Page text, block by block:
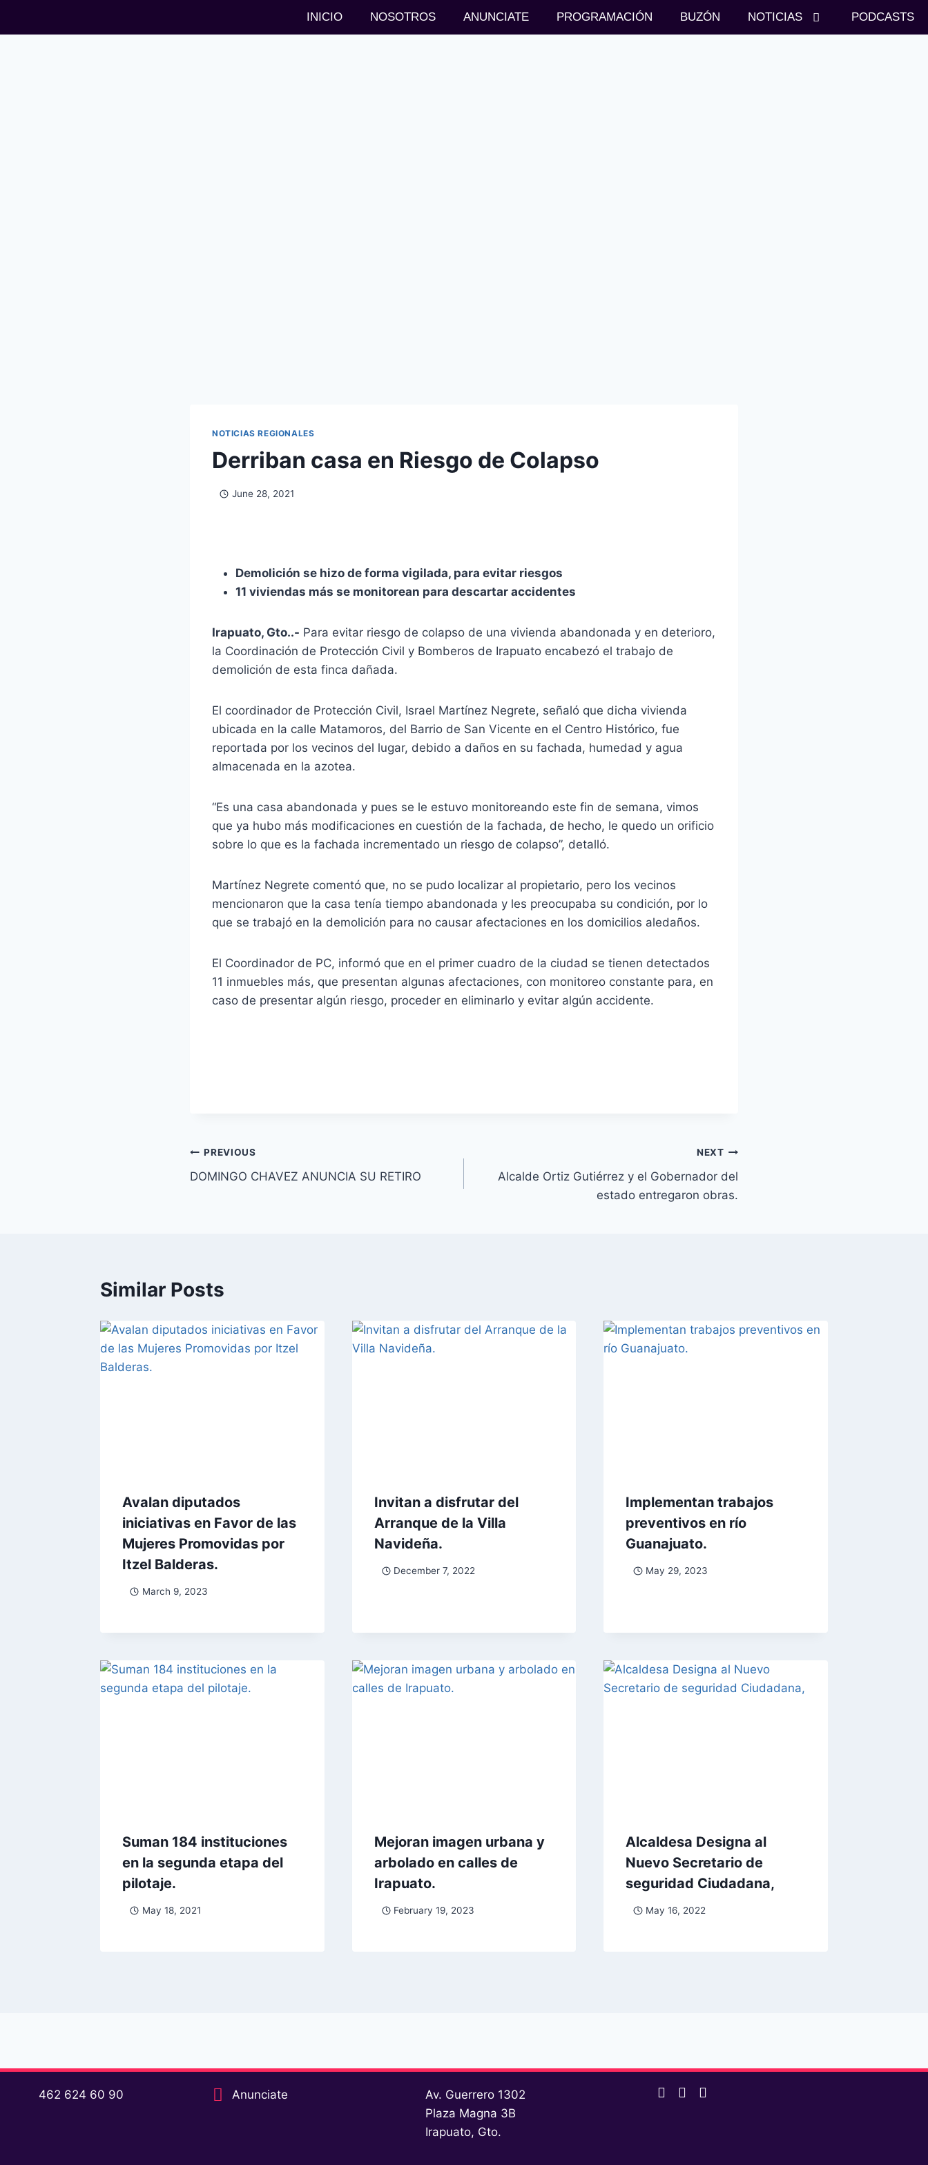
INICIO NOSOTROS ANUNCIATE PROGRAMACIÓN BUZÓN NOTICIAS PODCASTS
NOTICIAS REGIONALES
Derriban casa en Riesgo de Colapso
June 28, 2021
Demolición se hizo de forma vigilada, para evitar riesgos
11 viviendas más se monitorean para descartar accidentes
Irapuato, Gto..- Para evitar riesgo de colapso de una vivienda abandonada y en deterioro,
la Coordinación de Protección Civil y Bomberos de Irapuato encabezó el trabajo de
demolición de esta finca dañada.
El coordinador de Protección Civil, Israel Martínez Negrete, señaló que dicha vivienda
ubicada en la calle Matamoros, del Barrio de San Vicente en el Centro Histórico, fue
reportada por los vecinos del lugar, debido a daños en su fachada, humedad y agua
almacenada en la azotea.
“Es una casa abandonada y pues se le estuvo monitoreando este fin de semana, vimos
que ya hubo más modificaciones en cuestión de la fachada, de hecho, le quedo un orificio
sobre lo que es la fachada incrementado un riesgo de colapso”, detalló.
Martínez Negrete comentó que, no se pudo localizar al propietario, pero los vecinos
mencionaron que la casa tenía tiempo abandonada y les preocupaba su condición, por lo
que se trabajó en la demolición para no causar afectaciones en los domicilios aledaños.
El Coordinador de PC, informó que en el primer cuadro de la ciudad se tienen detectados
11 inmuebles más, que presentan algunas afectaciones, con monitoreo constante para, en
caso de presentar algún riesgo, proceder en eliminarlo y evitar algún accidente.
PREVIOUS
DOMINGO CHAVEZ ANUNCIA SU RETIRO
NEXT
Alcalde Ortiz Gutiérrez y el Gobernador del
estado entregaron obras.
Similar Posts
Avalan diputados
iniciativas en Favor de las
Mujeres Promovidas por
Itzel Balderas.
March 9, 2023
Invitan a disfrutar del
Arranque de la Villa
Navideña.
December 7, 2022
Implementan trabajos
preventivos en río
Guanajuato.
May 29, 2023
Suman 184 instituciones
en la segunda etapa del
pilotaje.
May 18, 2021
Mejoran imagen urbana y
arbolado en calles de
Irapuato.
February 19, 2023
Alcaldesa Designa al
Nuevo Secretario de
seguridad Ciudadana,
May 16, 2022
462 624 60 90 Anunciate
Av. Guerrero 1302
Plaza Magna 3B
Irapuato, Gto.